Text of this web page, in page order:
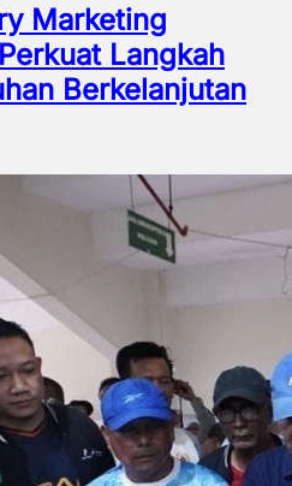
Marketing
Langkah
Berkelanjutan